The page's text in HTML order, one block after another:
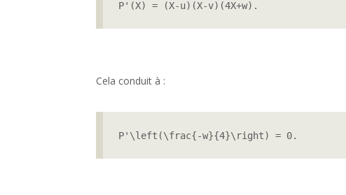
P'(X) = (X-u)(X-v)(4X+w).
Cela conduit à :
P'\left(\frac{-w}{4}\right) = 0.